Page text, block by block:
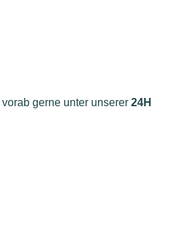
gerne unter unserer 24H